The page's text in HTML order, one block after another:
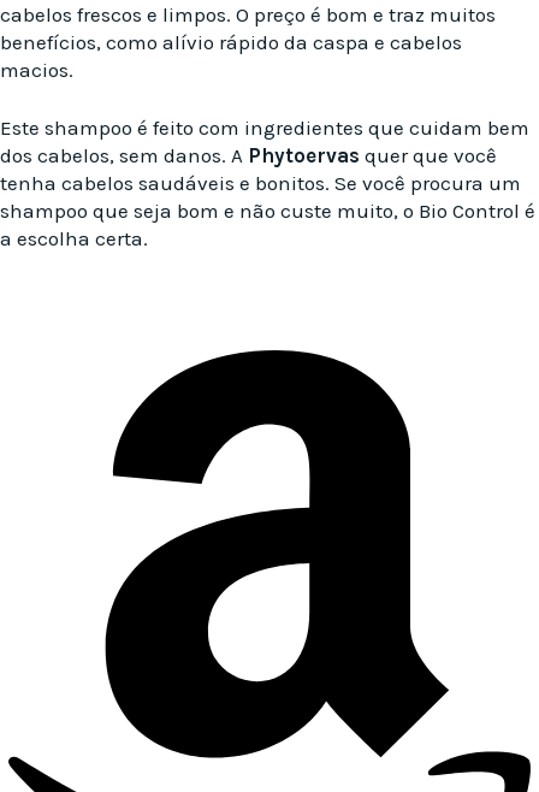
cabelos frescos e limpos. O preço é bom e traz muitos
benefícios, como alívio rápido da caspa e cabelos
macios.
Este shampoo é feito com ingredientes que cuidam bem
dos cabelos, sem danos. A Phytoervas quer que você
tenha cabelos saudáveis e bonitos. Se você procura um
shampoo que seja bom e não custe muito, o Bio Control é
a escolha certa.